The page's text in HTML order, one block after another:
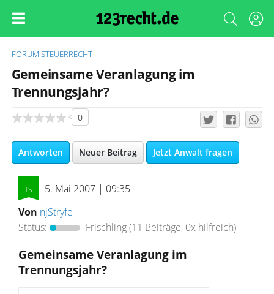
FORUM STEUERRECHT
Gemeinsame Veranlagung im
Trennungsjahr?
0
Antworten Neuer Beitrag Jetzt Anwalt fragen
5. Mai 2007 | 09:35
Von njStryfe
Status:
Frischling(11 Beiträge, 0x hilfreich)
Gemeinsame Veranlagung im
Trennungsjahr?